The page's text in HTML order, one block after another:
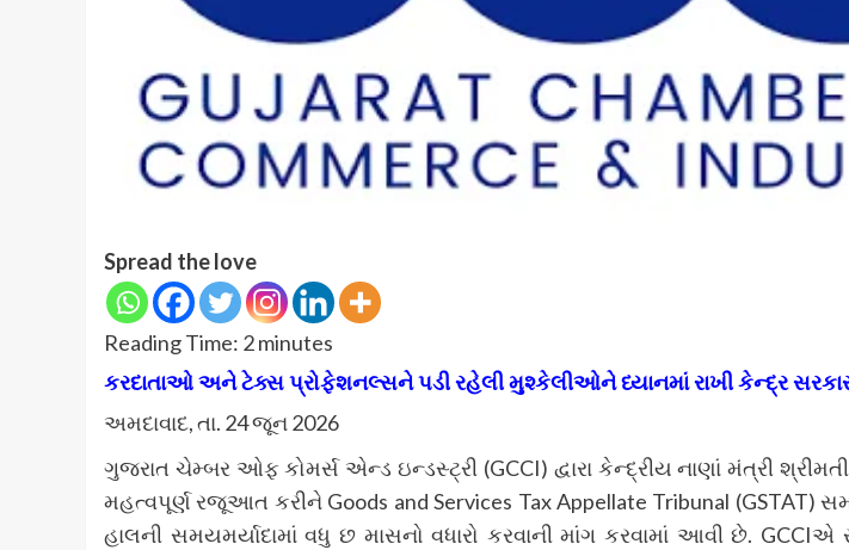
Spread the love
Reading Time: 2minutes
કરદાતાઓ અને ટેક્સ પ્રોફેશનલ્સને પડી રહેલી મુશ્કેલીઓને ધ્યાનમાં રાખી કેન્દ્ર
અમદાવાદ, તા. 24 જૂન 2026
ગુજરાત ચેમ્બર ઓફ કોમર્સ એન્ડ ઇન્ડસ્ટ્રી (GCCI) દ્વારા કેન્દ્રીય નાણાં મંત્રી શ્રીમતી
મહત્વપૂર્ણ રજૂઆત કરીને Goods and Services Tax Appellate Tribunal (GSTAT)
હાલની સમયમર્યાદામાં વધુ છ માસનો વધારો કરવાની માંગ કરવામાં આવી છે.